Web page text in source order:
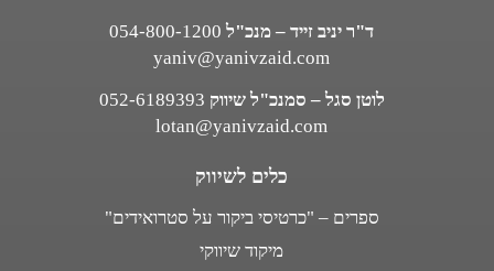
ד"ר יניב זייד – מנכ"ל 054-800-1200
yaniv@yanivzaid.com
לוטן סגל – סמנכ"ל שיווק 052-6189393
lotan@yanivzaid.com
כלים לשיווק
ספרים – "כרטיסי ביקור על סטרואידים"
מיקוד שיווקי